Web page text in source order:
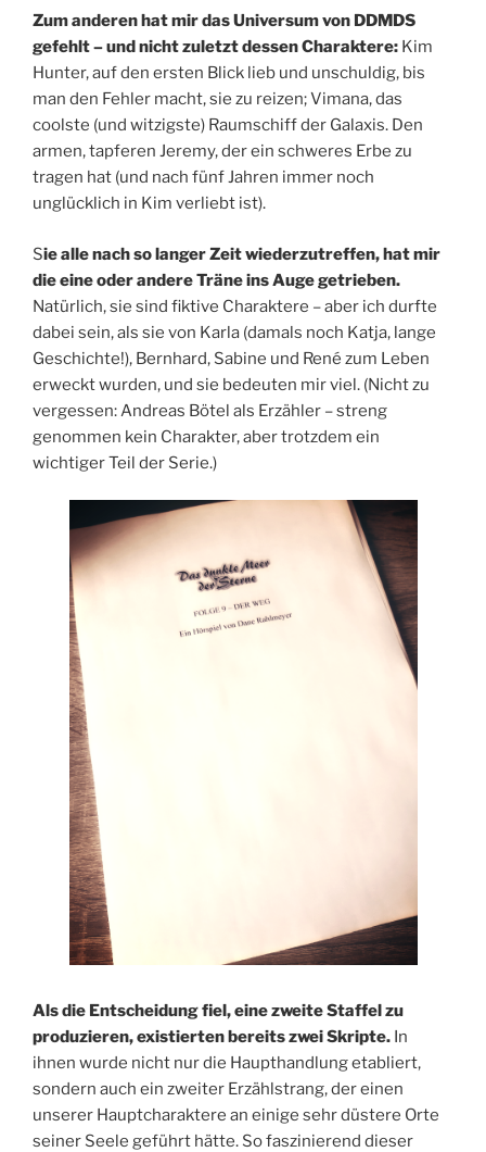
Zum anderen hat mir das Universum von DDMDS
gefehlt – und nicht zuletzt dessen Charaktere: Kim
Hunter, auf den ersten Blick lieb und unschuldig, bis
man den Fehler macht, sie zu reizen; Vimana, das
coolste (und witzigste) Raumschiff der Galaxis. Den
armen, tapferen Jeremy, der ein schweres Erbe zu
tragen hat (und nach fünf Jahren immer noch
unglücklich in Kim verliebt ist).
Sie alle nach so langer Zeit wiederzutreffen, hat mir
die eine oder andere Träne ins Auge getrieben.
Natürlich, sie sind fiktive Charaktere – aber ich durfte
dabei sein, als sie von Karla (damals noch Katja, lange
Geschichte!), Bernhard, Sabine und René zum Leben
erweckt wurden, und sie bedeuten mir viel. (Nicht zu
vergessen: Andreas Bötel als Erzähler – streng
genommen kein Charakter, aber trotzdem ein
wichtiger Teil der Serie.)
Als die Entscheidung fiel, eine zweite Staffel zu
produzieren, existierten bereits zwei Skripte. In
ihnen wurde nicht nur die Haupthandlung etabliert,
sondern auch ein zweiter Erzählstrang, der einen
unserer Hauptcharaktere an einige sehr düstere Orte
seiner Seele geführt hätte. So faszinierend dieser